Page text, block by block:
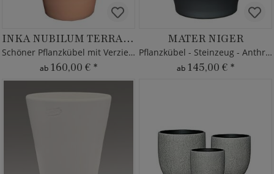
INKA NUBILUM TERRA HELL
Schöner Pflanzkübel mit Verzierung
ab 160,00 € *
MATER NIGER
Pflanzkübel - Steinzeug - Anthrazit
ab 145,00 € *